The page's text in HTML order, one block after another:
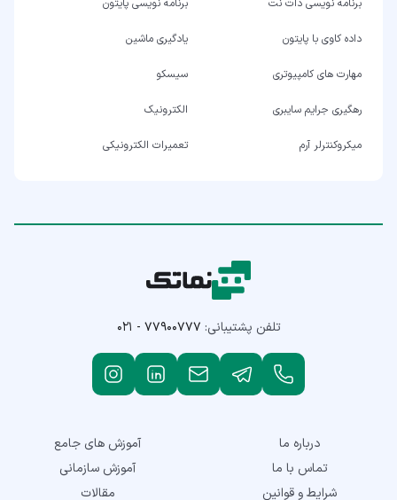
برنامه نویسی دات نت برنامه نویسی پایتون
داده کاوی با پایتون یادگیری ماشین
مهارت های کامپیوتری سیسکو
رهگیری جرایم سایبری الکترونیک
میکروکنترلر آرم تعمیرات الکترونیکی
تلفن پشتیبانی: ۰۲۱ - ۷۷۹۰۰۷۷۷
درباره ما
تماس با ما
شرایط و قوانین
آموزش های جامع
آموزش سازمانی
مقالات